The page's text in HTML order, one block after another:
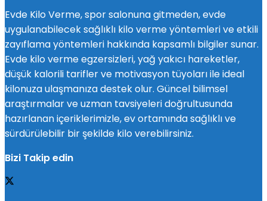
Evde Kilo Verme, spor salonuna gitmeden, evde
uygulanabilecek sağlıklı kilo verme yöntemleri ve etkili
zayıflama yöntemleri hakkında kapsamlı bilgiler sunar.
Evde kilo verme egzersizleri, yağ yakıcı hareketler,
düşük kalorili tarifler ve motivasyon tüyoları ile ideal
kilonuza ulaşmanıza destek olur. Güncel bilimsel
araştırmalar ve uzman tavsiyeleri doğrultusunda
hazırlanan içeriklerimizle, ev ortamında sağlıklı ve
sürdürülebilir bir şekilde kilo verebilirsiniz.
Bizi Takip edin